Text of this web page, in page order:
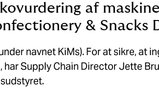
af
& Snacks
navnet KiMs). For at sikre,
har Supply Chain Director Jette